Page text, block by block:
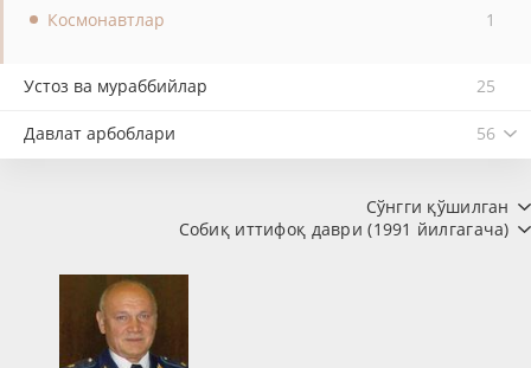
Космонавтлар 1
Устоз ва мураббийлар 25
Давлат арбоблари 56
Сўнгги қўшилган
Собиқ иттифоқ даври (1991 йилгагача)